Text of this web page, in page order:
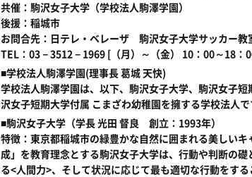
共催：駒沢女子大学（学校法人駒澤学園）
後援：稲城市
お問合先：日テレ・ベレーザ 駒沢女子大学サッカー教
TEL：03－3512－1969 [（月）～（金） 10：00～18
■学校法人駒澤学園(理事長 葛城 天快)
学校法人駒澤学園は、以下、駒沢女子大学、駒沢女子
沢女子短期大学付属 こまざわ幼稚園を擁する学校法人で
■駒沢女子大学（学長 光田 督良 創立：1993年）
特徴：東京都稲城市の緑豊かな自然に囲まれる美しい
成」を教育理念とする駒沢女子大学は、行動や判断の
る<人間力>、そして状況に応じて最も適切な行動をす